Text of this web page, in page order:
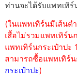
ท่านจะได้รับแพทเทิร์
(ในแพทเทิร์นมีเส้นต
เสื้อไม่รวมแพทเทิร์น
แพทเทิร์นกระเป๋าปะ
สามารถซื้อแพทเทิร์
กระเป๋าปะ)